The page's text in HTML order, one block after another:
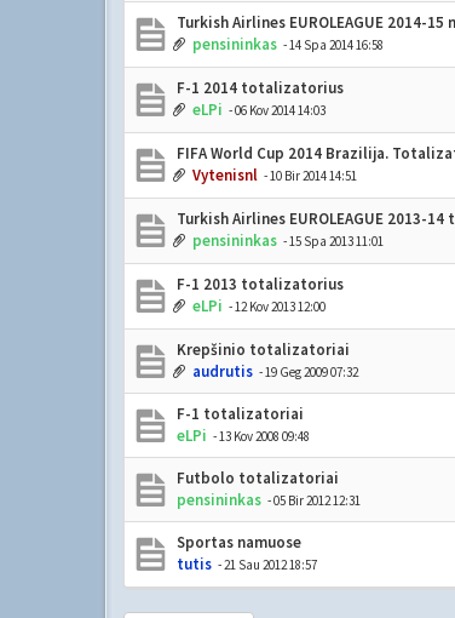
Turkish Airlines EUROLEAGUE 2014-15
pensininkas - 14 Spa 2014 16:58
F-1 2014 totalizatorius
eLPi - 06 Kov 2014 14:03
FIFA World Cup 2014 Brazilija.
Vytenisnl - 10 Bir 2014 14:51
Turkish Airlines EUROLEAGUE 2013-
pensininkas - 15 Spa 2013 11:01
F-1 2013 totalizatorius
eLPi - 12 Kov 2013 12:00
Krepšinio totalizatoriai
audrutis - 19 Geg 2009 07:32
F-1 totalizatoriai
eLPi - 13 Kov 2008 09:48
Futbolo totalizatoriai
pensininkas - 05 Bir 2012 12:31
Sportas namuose
tutis - 21 Sau 2012 18:57